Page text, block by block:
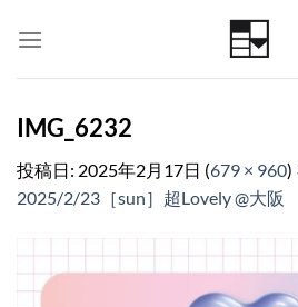
IMG_6232
投稿日: 2025年2月17日 (679 × 960)
2025/2/23［sun］超Lovely @大阪